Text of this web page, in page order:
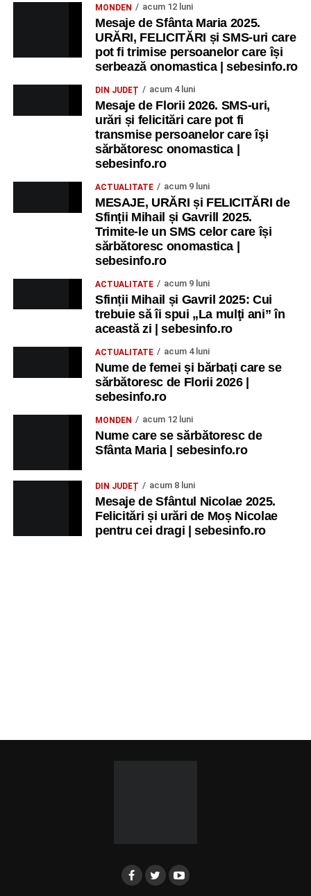
MONDEN acum 12 luni
Mesaje de Sfânta Maria 2025.
URĂRI, FELICITĂRI și SMS-uri care
pot fi trimise persoanelor care își
serbează onomastica | sebesinfo.ro
DIN JUDEȚ acum 4 luni
Mesaje de Florii 2026. SMS-uri,
urări și felicitări care pot fi
transmise persoanelor care îşi
sărbătoresc onomastica |
sebesinfo.ro
ACTUALITATE acum 9 luni
MESAJE, URĂRI și FELICITĂRI de
Sfinții Mihail și Gavrill 2025.
Trimite-le un SMS celor care își
sărbătoresc onomastica |
sebesinfo.ro
ACTUALITATE acum 9 luni
Sfinții Mihail și Gavril 2025: Cui
trebuie să îi spui „La mulţi ani” în
această zi | sebesinfo.ro
ACTUALITATE acum 4 luni
Nume de femei și bărbați care se
sărbătoresc de Florii 2026 |
sebesinfo.ro
MONDEN acum 12 luni
Nume care se sărbătoresc de
Sfânta Maria | sebesinfo.ro
DIN JUDEȚ acum 8 luni
Mesaje de Sfântul Nicolae 2025.
Felicitări și urări de Moș Nicolae
pentru cei dragi | sebesinfo.ro